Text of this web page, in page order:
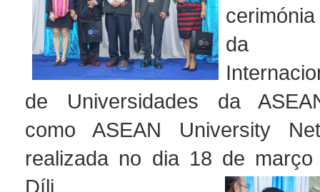
da
de Universidades da
como ASEAN University
realizada no dia 18 de
Díli.